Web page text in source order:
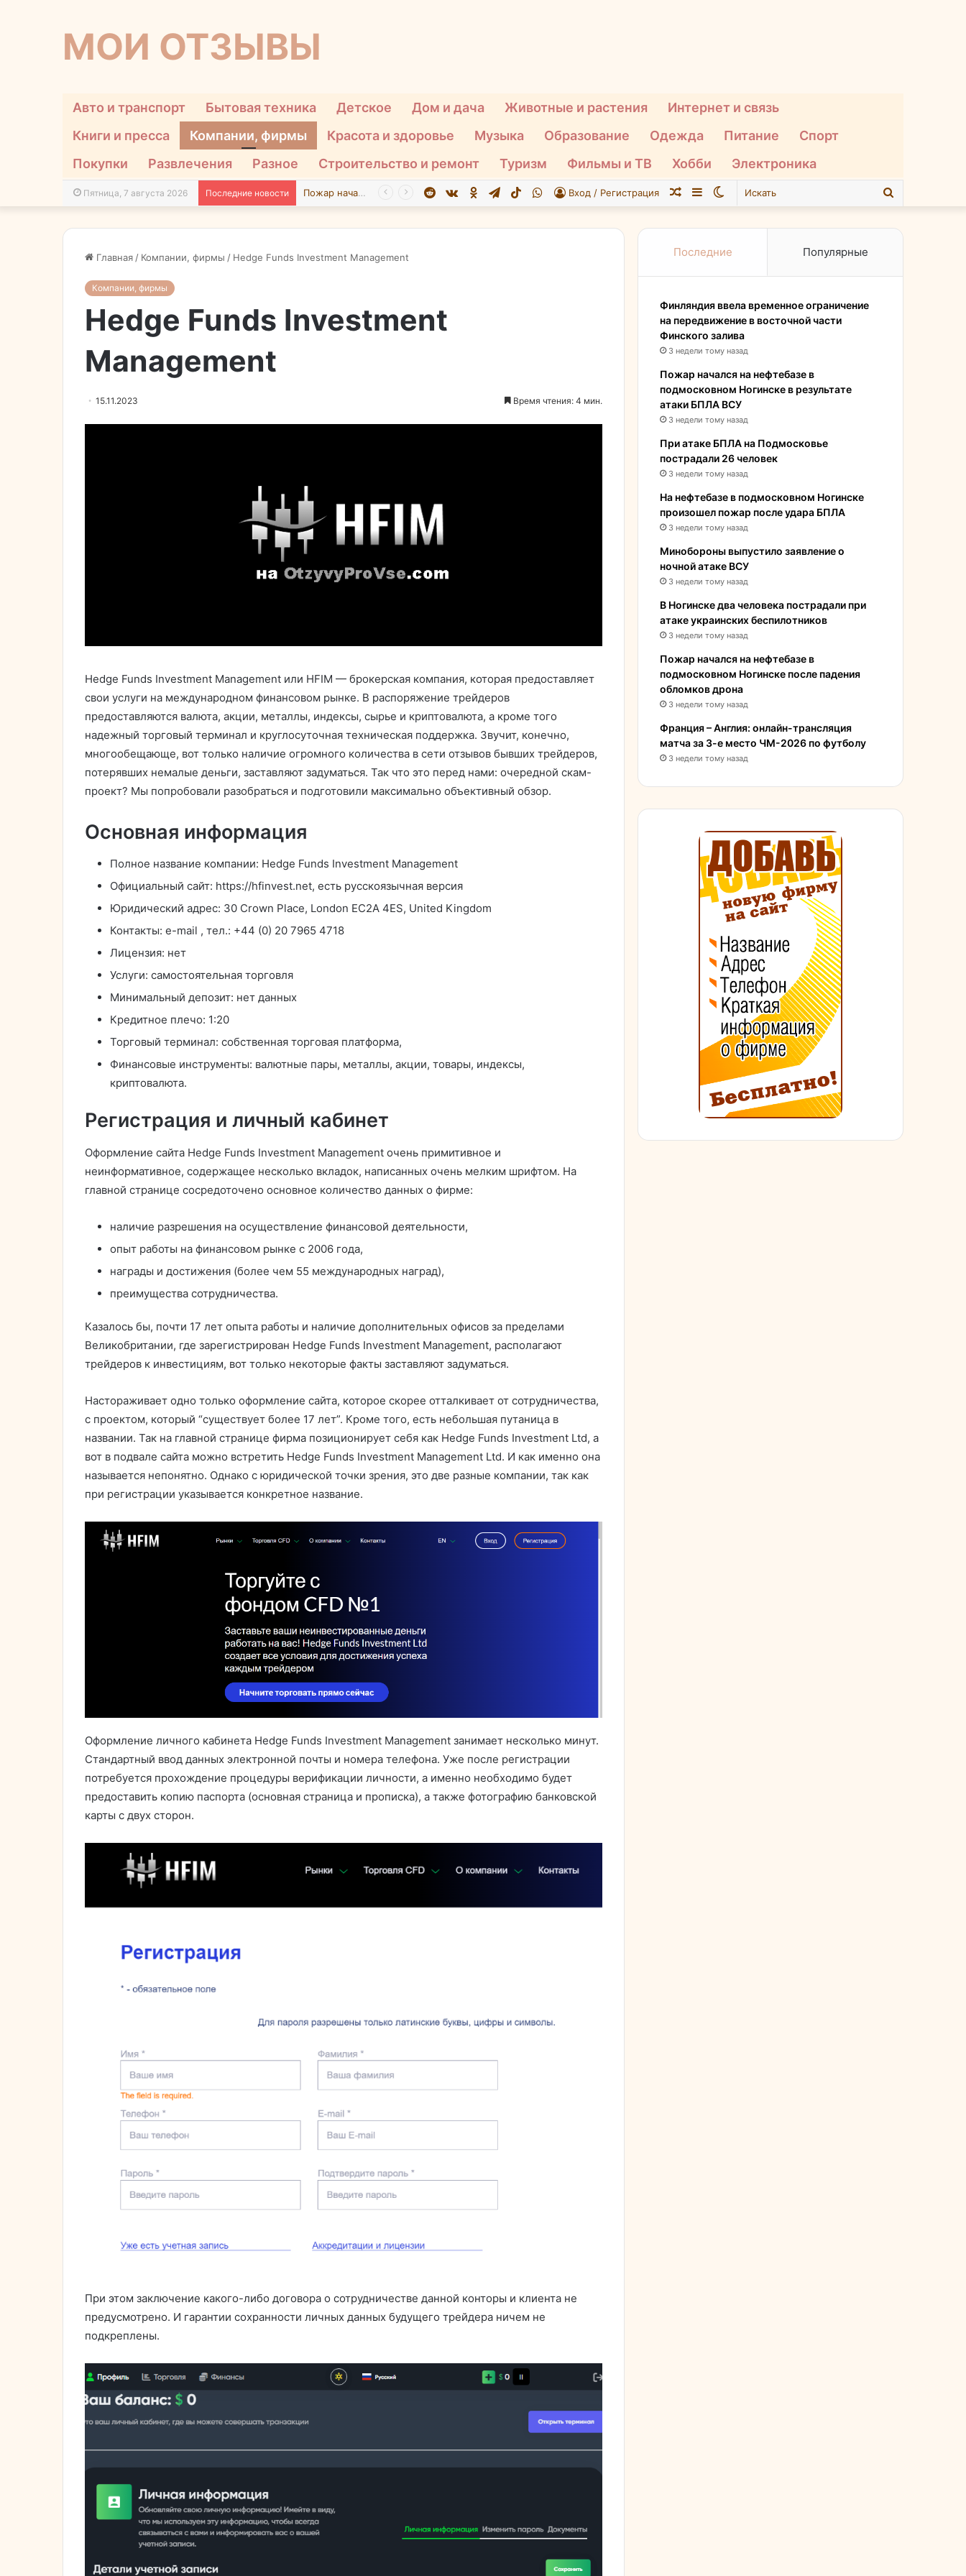
МОИ ОТЗЫВЫ
Авто и транспорт Бытовая техника Детское Дом и дача Животные и растения
Интернет и связь
Книги и пресса
Компании, фирмы Красота и здоровье Музыка Образование Одежда Питание
Спорт
Покупки
Развлечения Разное Строительство и ремонт Туризм Фильмы и ТВ Хобби Электроника
Пятница, 7 августа 2026 Последние новости При атаке БПЛА на Подмосковье пострадали 26 человек Искать
Switch
Sidebar
Случайная
Вход / Регистрация
WhatsApp
TikTok
Telegram
Одноклассники
vk.com
Reddit
Главная / Компании, фирмы / Hedge Funds Investment Management
Компании, фирмы
Hedge Funds Investment
Management
15.11.2023 Время чтения: 4 мин.
Hedge Funds Investment Management или HFIM — брокерская компания, которая предоставляет
свои услуги на международном финансовом рынке. В распоряжение трейдеров
предоставляются валюта, акции, металлы, индексы, сырье и криптовалюта, а кроме того
надежный торговый терминал и круглосуточная техническая поддержка. Звучит, конечно,
многообещающе, вот только наличие огромного количества в сети отзывов бывших трейдеров,
потерявших немалые деньги, заставляют задуматься. Так что это перед нами: очередной скам-
проект? Мы попробовали разобраться и подготовили максимально объективный обзор.
Основная информация
Полное название компании: Hedge Funds Investment Management
Официальный сайт: https://hfinvest.net, есть русскоязычная версия
Юридический адрес: 30 Crown Place, London EC2A 4ES, United Kingdom
Контакты: e-mail , тел.: +44 (0) 20 7965 4718
Лицензия: нет
Услуги: самостоятельная торговля
Минимальный депозит: нет данных
Кредитное плечо: 1:20
Торговый терминал: собственная торговая платформа,
Финансовые инструменты: валютные пары, металлы, акции, товары, индексы,
криптовалюта.
Регистрация и личный кабинет
Оформление сайта Hedge Funds Investment Management очень примитивное и
неинформативное, содержащее несколько вкладок, написанных очень мелким шрифтом. На
главной странице сосредоточено основное количество данных о фирме:
наличие разрешения на осуществление финансовой деятельности,
опыт работы на финансовом рынке с 2006 года,
награды и достижения (более чем 55 международных наград),
преимущества сотрудничества.
Казалось бы, почти 17 лет опыта работы и наличие дополнительных офисов за пределами
Великобритании, где зарегистрирован Hedge Funds Investment Management, располагают
трейдеров к инвестициям, вот только некоторые факты заставляют задуматься.
Настораживает одно только оформление сайта, которое скорее отталкивает от сотрудничества,
с проектом, который “существует более 17 лет”. Кроме того, есть небольшая путаница в
названии. Так на главной странице фирма позиционирует себя как Hedge Funds Investment Ltd, а
вот в подвале сайта можно встретить Hedge Funds Investment Management Ltd. И как именно она
называется непонятно. Однако с юридической точки зрения, это две разные компании, так как
при регистрации указывается конкретное название.
Оформление личного кабинета Hedge Funds Investment Management занимает несколько минут.
Стандартный ввод данных электронной почты и номера телефона. Уже после регистрации
потребуется прохождение процедуры верификации личности, а именно необходимо будет
предоставить копию паспорта (основная страница и прописка), а также фотографию банковской
карты с двух сторон.
При этом заключение какого-либо договора о сотрудничестве данной конторы и клиента не
предусмотрено. И гарантии сохранности личных данных будущего трейдера ничем не
подкреплены.
Последние Популярные
Финляндия ввела временное ограничение
на передвижение в восточной части
Финского залива
3 недели тому назад
Пожар начался на нефтебазе в
подмосковном Ногинске в результате
атаки БПЛА ВСУ
3 недели тому назад
При атаке БПЛА на Подмосковье
пострадали 26 человек
3 недели тому назад
На нефтебазе в подмосковном Ногинске
произошел пожар после удара БПЛА
3 недели тому назад
Минобороны выпустило заявление о
ночной атаке ВСУ
3 недели тому назад
В Ногинске два человека пострадали при
атаке украинских беспилотников
3 недели тому назад
Пожар начался на нефтебазе в
подмосковном Ногинске после падения
обломков дрона
3 недели тому назад
Франция – Англия: онлайн-трансляция
матча за 3-е место ЧМ-2026 по футболу
3 недели тому назад